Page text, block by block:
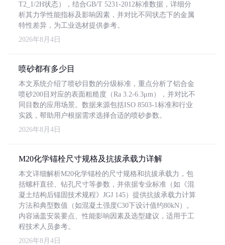
T2_1/2H状态），结合GB/T 5231-2012标准数据，详细分
析其力学性能指标及影响因素，并对比不同状态下的金属
特性差异，为工业选材提供参考。
2026年8月4日
喷砂都有多少目
本文系统介绍了喷砂目数的分级标准，重点分析了铝合金
喷砂200目对应的表面粗糙度（Ra 3.2-6.3μm），并对比不
同目数的应用场景。数据来源包括ISO 8503-1标准和行业
实践，帮助用户根据需求选择合适的喷砂参数。
2026年8月4日
M20化学锚栓尺寸规格及抗拔承载力详解
本文详细解析M20化学锚栓的尺寸规格和抗拔承载力，包
括螺杆直径、钻孔尺寸等参数，并依据专业标准（如《混
凝土结构后锚固技术规程》JGJ 145）提供抗拔承载力计算
方法和典型数值（如混凝土强度C30下设计值约80kN）。
内容涵盖安装要点、性能影响因素及选型建议，适用于工
程技术人员参考。
2026年8月4日